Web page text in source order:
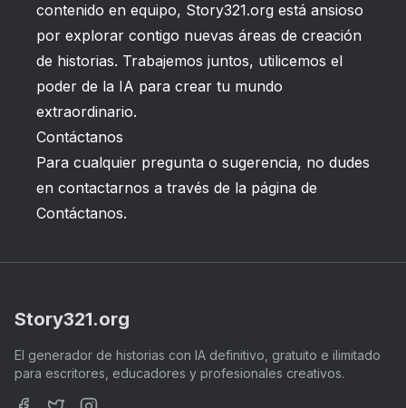
contenido en equipo, Story321.org está ansioso
por explorar contigo nuevas áreas de creación
de historias. Trabajemos juntos, utilicemos el
poder de la IA para crear tu mundo
extraordinario.
Contáctanos
Para cualquier pregunta o sugerencia, no dudes
en contactarnos a través de la página de
Contáctanos.
Story321.org
El generador de historias con IA definitivo, gratuito e ilimitado
para escritores, educadores y profesionales creativos.